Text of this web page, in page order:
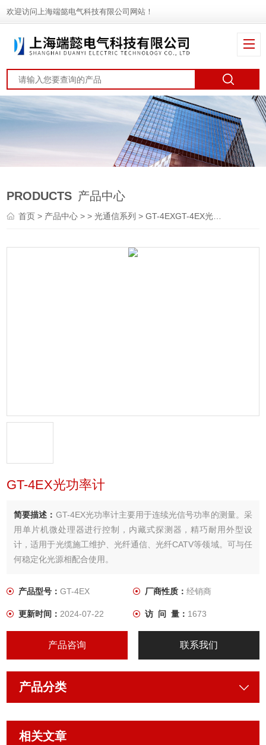
欢迎访问上海端懿电气科技有限公司网站！
PRODUCTS 产品中心
首页> 产品中心 > >光通信系列 > GT-4EXGT-4EX光功率计
GT-4EX光功率计
简要描述： GT-4EX光功率计主要用于连续光信号功率的测量。采
用单片机微处理器进行控制，内藏式探测器，精巧耐用外型设
计，适用于光缆施工维护、光纤通信、光纤CATV等领域。可与任
何稳定化光源相配合使用。
产品型号：GT-4EX 厂商性质： 经销商
更新时间：2024-07-22 访 问 量： 1673
产品咨询 联系我们
产品分类
相关文章